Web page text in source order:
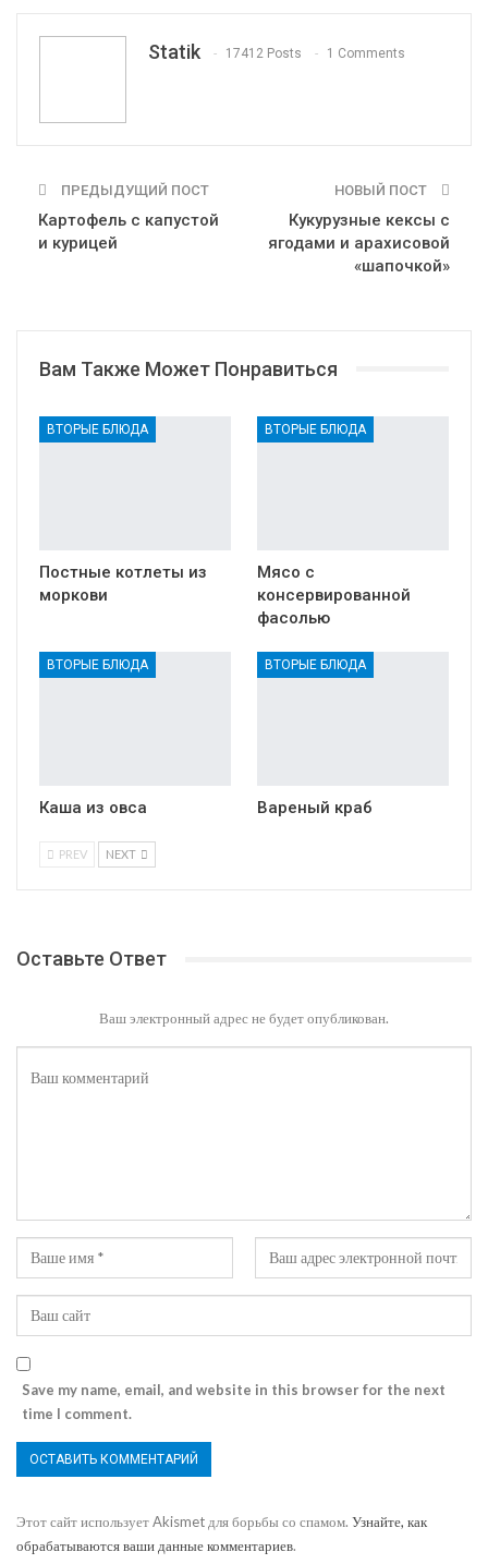
Statik 17412 Posts 1 Comments
ПРЕДЫДУЩИЙ ПОСТ
Картофель с капустой
и курицей
НОВЫЙ ПОСТ
Кукурузные кексы с
ягодами и арахисовой
«шапочкой»
Вам Также Может Понравиться
ВТОРЫЕ БЛЮДА
Постные котлеты из
моркови
ВТОРЫЕ БЛЮДА
Мясо с
консервированной
фасолью
ВТОРЫЕ БЛЮДА
Каша из овса
ВТОРЫЕ БЛЮДА
Вареный краб
PREV NEXT
Оставьте Ответ
Ваш электронный адрес не будет опубликован.
Save my name, email, and website in this browser for the next
time I comment.
Этот сайт использует Akismet для борьбы со спамом. Узнайте, как
обрабатываются ваши данные комментариев.